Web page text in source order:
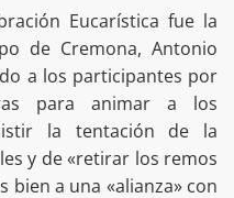
Eucarística fue la
de Cremona, Antonio
a los participantes por
para animar a los
la tentación de la
y de «retirar los remos
bien a una «alianza» con